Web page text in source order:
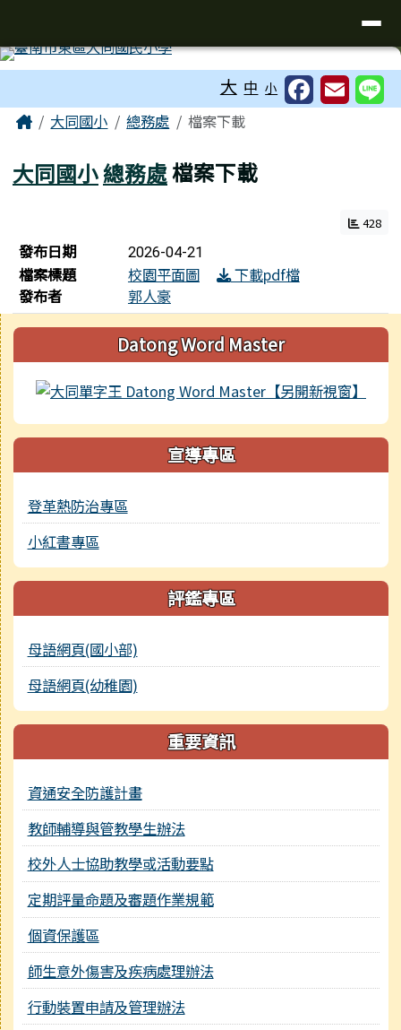
大 中 小
主內容區域
Home大同國小 總務處 檔案下載
大同國小總務處檔案下載
428
檔案列表
發布日期 2026-04-21
檔案標題 校園平面圖
下載pdf檔
發布者
郭人豪
右邊區域內容Datong Word Master
宣導專區
登革熱防治專區
小紅書專區
評鑑專區
母語網頁(國小部)
母語網頁(幼稚園)
重要資訊
資通安全防護計畫
教師輔導與管教學生辦法
校外人士協助教學或活動要點
定期評量命題及審題作業規範
個資保護區
師生意外傷害及疾病處理辦法
行動裝置申請及管理辦法
頁尾區域